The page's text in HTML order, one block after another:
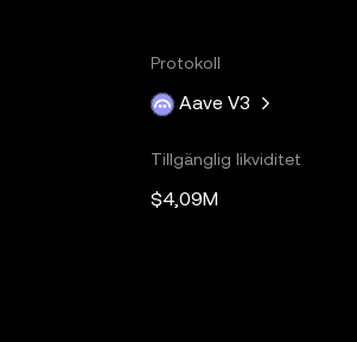
Protokoll
Aave V3
Tillgänglig likviditet
$4,09M